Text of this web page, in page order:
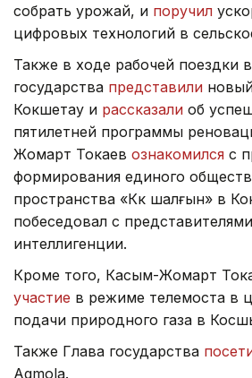
собрать урожай, и поручил
цифровых технологий в
Также в ходе рабочей поездки
государства представили
Кокшетау и рассказали об
пятилетней программы
Жомарт Токаев ознакомился с
формирования единого
пространства «Көк шалғын» в
побеседовал с
интеллигенции.
Кроме того, Касым-Жомарт
участие в режиме телемоста в
подачи природного газа в
Также Глава государства
Aqmola.